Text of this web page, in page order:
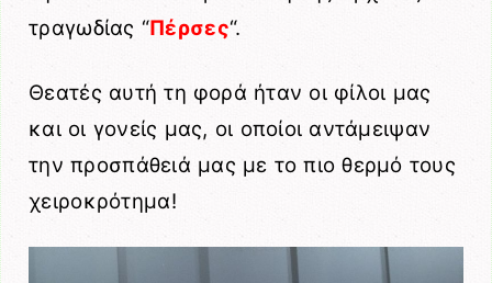
τραγωδίας “Πέρσες“.
Θεατές αυτή τη φορά ήταν οι φίλοι μας
και οι γονείς μας, οι οποίοι αντάμειψαν
την προσπάθειά μας με το πιο θερμό τους
χειροκρότημα!